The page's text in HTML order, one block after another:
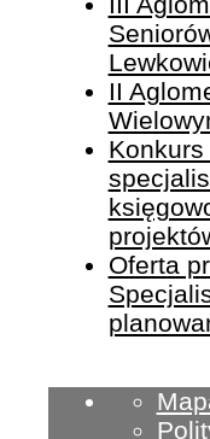
II
Oferta